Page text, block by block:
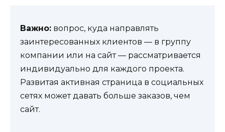
Важно: вопрос, куда направлять
заинтересованных клиентов — в группу
компании или на сайт — рассматривается
индивидуально для каждого проекта.
Развитая активная страница в социальных
сетях может давать больше заказов, чем
сайт.